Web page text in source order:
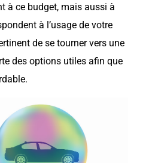
à ce budget, mais aussi à
à l’usage de votre
de se tourner vers une
des options utiles afin que